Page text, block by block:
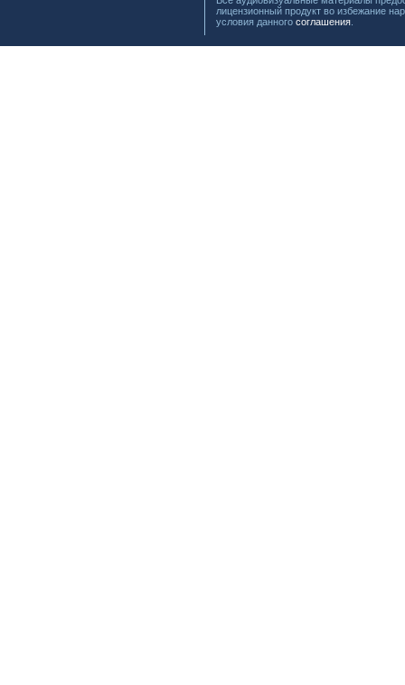
лицензионный продукт во избежание
условия данного соглашения